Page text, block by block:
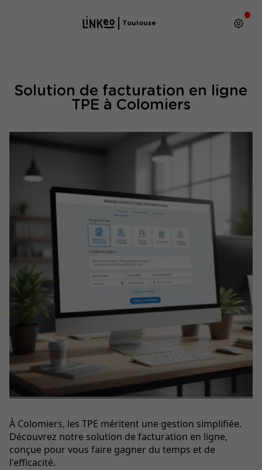
Toulouse
Solution de facturation en ligne
TPE à Colomiers
À Colomiers, les TPE méritent une gestion simplifiée.
Découvrez notre solution de facturation en ligne,
conçue pour vous faire gagner du temps et de
l'efficacité.